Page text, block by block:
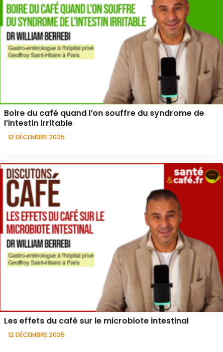
Boire du café quand l’on souffre du syndrome de
l’intestin irritable
12 DÉCEMBRE 2025
Les effets du café sur le microbiote intestinal
12 DÉCEMBRE 2025